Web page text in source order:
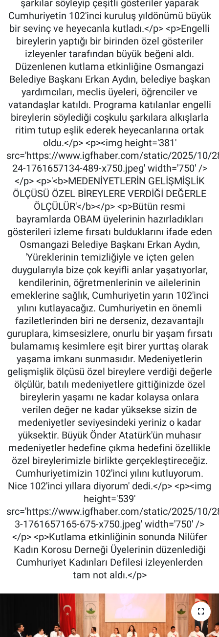
şarkılar söyleyip çeşitli gösteriler yaparak
Cumhuriyetin 102'inci kuruluş yıldönümü büyük
bir sevinç ve heyecanla kutladı.</p> <p>Engelli
bireylerin yaptığı bir birinden özel gösteriler
izleyenler tarafından büyük beğeni aldı.
Düzenlenen kutlama etkinliğine Osmangazi
Belediye Başkanı Erkan Aydın, belediye başkan
yardımcıları, meclis üyeleri, öğrenciler ve
vatandaşlar katıldı. Programa katılanlar engelli
bireylerin söylediği coşkulu şarkılara alkışlarla
ritim tutup eşlik ederek heyecanlarına ortak
oldu.</p> <p><img height='381'
src='https://www.igfhaber.com/static/2025/10/
24-1761657134-489-x750.jpeg' width='750' />
</p> <p>'<b>MEDENİYETLERİN GELİŞMİŞLİK
ÖLÇÜSÜ ÖZEL BİREYLERE VERDİĞİ DEĞERLE
ÖLÇÜLÜR'</b></p> <p>Bütün resmi
bayramlarda OBAM üyelerinin hazırladıkları
gösterileri izleme fırsatı bulduklarını ifade eden
Osmangazi Belediye Başkanı Erkan Aydın,
'Yüreklerinin temizliğiyle ve içten gelen
duygularıyla bize çok keyifli anlar yaşatıyorlar,
kendilerinin, öğretmenlerinin ve ailelerinin
emeklerine sağlık, Cumhuriyetin yarın 102'inci
yılını kutlayacağız. Cumhuriyetin en önemli
faziletlerinden biri ne derseniz, dezavantajlı
guruplara, kimsesizlere, onurlu bir yaşam fırsatı
bulamamış kesimlere eşit birer yurttaş olarak
yaşama imkanı sunmasıdır. Medeniyetlerin
gelişmişlik ölçüsü özel bireylere verdiği değerle
ölçülür, batılı medeniyetlere gittiğinizde özel
bireylerin yaşamı ne kadar kolaysa onlara
verilen değer ne kadar yüksekse sizin de
medeniyetler seviyesindeki yeriniz o kadar
yüksektir. Büyük Önder Atatürk'ün muhasır
medeniyetler hedefine çıkma hedefini özellikle
özel bireylerimizle birlikte gerçekleştireceğiz.
Cumhuriyetimizin 102'inci yılını kutluyorum.
Nice 102'inci yıllara diyorum' dedi.</p> <p><img
height='539'
src='https://www.igfhaber.com/static/2025/10/
3-1761657165-675-x750.jpeg' width='750' />
</p> <p>Kutlama etkinliğinin sonunda Nilüfer
Kadın Korosu Derneği Üyelerinin düzenlediği
Cumhuriyet Kadınları Defilesi izleyenlerden
tam not aldı.</p>